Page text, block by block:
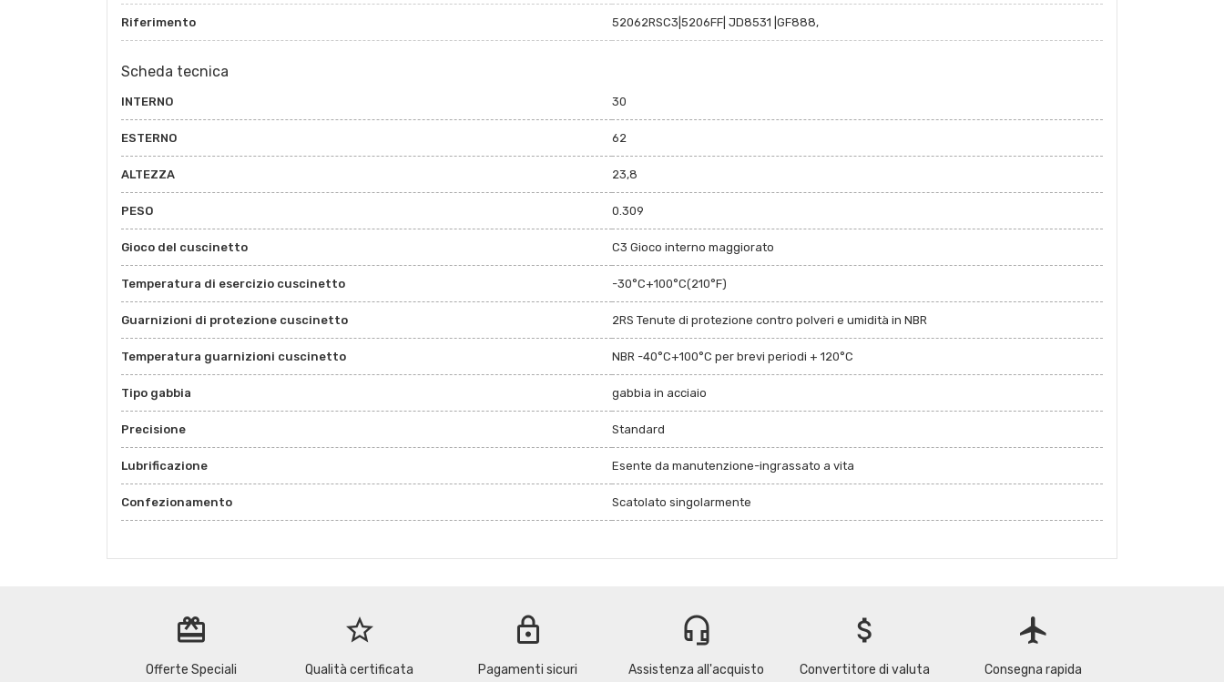
Riferimento 52062RSC3|5206FF| JD8531 |GF888,
Scheda tecnica
INTERNO 30
ESTERNO 62
ALTEZZA 23,8
PESO 0.309
Gioco del cuscinetto C3 Gioco interno maggiorato
Temperatura di esercizio cuscinetto -30°C+100°C(210°F)
Guarnizioni di protezione cuscinetto 2RS Tenute di protezione contro polveri e umidità in NBR
Temperatura guarnizioni cuscinetto NBR -40°C+100°C per brevi periodi + 120°C
Tipo gabbia gabbia in acciaio
Precisione Standard
Lubrificazione Esente da manutenzione-ingrassato a vita
Confezionamento Scatolato singolarmente
redeem
Offerte Speciali
star_border
Qualità certificata
lock
Pagamenti sicuri
headset_mic
Assistenza all'acquisto
attach_money
Convertitore di valuta
flight
Consegna rapida